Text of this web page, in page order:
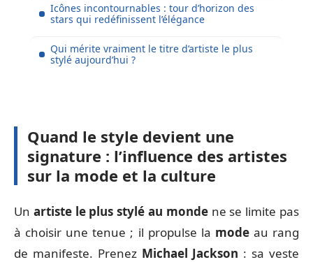
Icônes incontournables : tour d’horizon des
stars qui redéfinissent l’élégance
Qui mérite vraiment le titre d’artiste le plus
stylé aujourd’hui ?
Quand le style devient une
signature : l’influence des artistes
sur la mode et la culture
Un artiste le plus stylé au mondene se limite pas
à choisir une tenue ; il propulse la modeau rang
de manifeste. Prenez Michael Jackson : sa veste